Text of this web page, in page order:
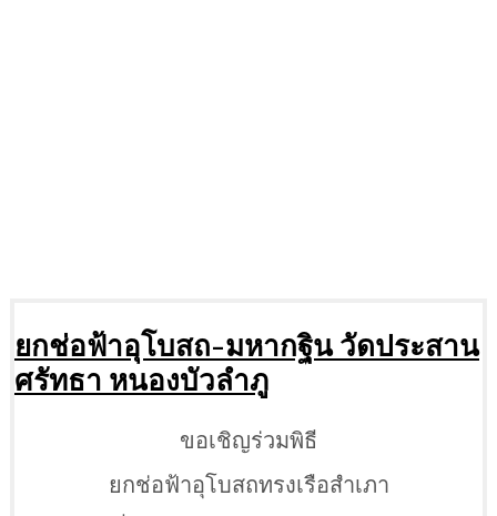
ยกช่อฟ้าอุโบสถ-มหากฐิน วัดประสาน
ศรัทธา หนองบัวลำภู
ขอเชิญร่วมพิธี
ยกช่อฟ้าอุโบสถทรงเรือสำเภา